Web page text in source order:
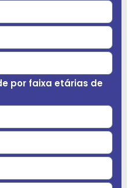
por faixa etárias de